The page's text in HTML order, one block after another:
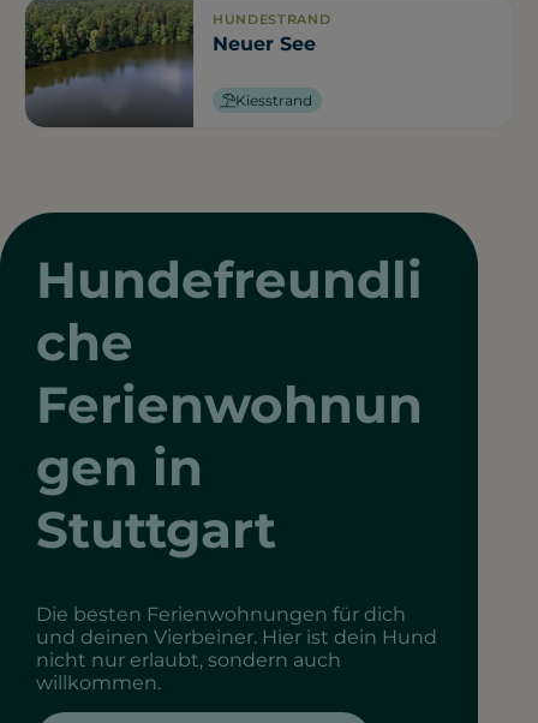
HUNDESTRAND
Neuer See
Kiesstrand
Hundefreundli
che
Ferienwohnun
gen in
Stuttgart
Die besten Ferienwohnungen für dich
und deinen Vierbeiner. Hier ist dein Hund
nicht nur erlaubt, sondern auch
willkommen.